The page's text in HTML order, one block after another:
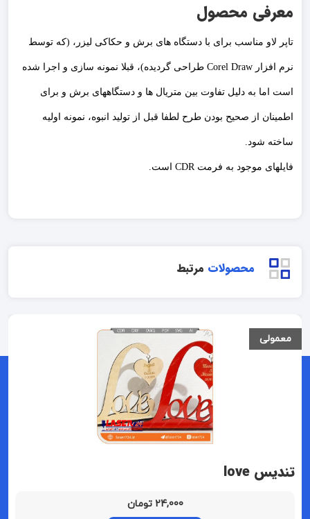
معرفی محصول
تاپر لاو مناسب برای با دستگاه های برش و حکاکی لیزر، (که توسط
نرم افزار Corel Draw طراحی گردیده)، قبلا نمونه سازی و اجرا شده
است اما به دلیل تفاوت بین متریال ها و دستگاههای برش و برای
اطمینان از صحیح بودن طرح لطفا قبل از تولید انبوه، نمونه اولیه
ساخته شود.
فایلهای موجود به فرمت CDR است.
محصولات مرتبط
معمولی
تندیس love
24,000 تومان